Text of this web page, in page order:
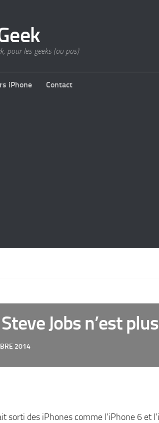
pour les geeks (ou pas)
iPhone Contact
Jobs n’est plus
2014
sorti des iPhones comme l’iPhone 6 et